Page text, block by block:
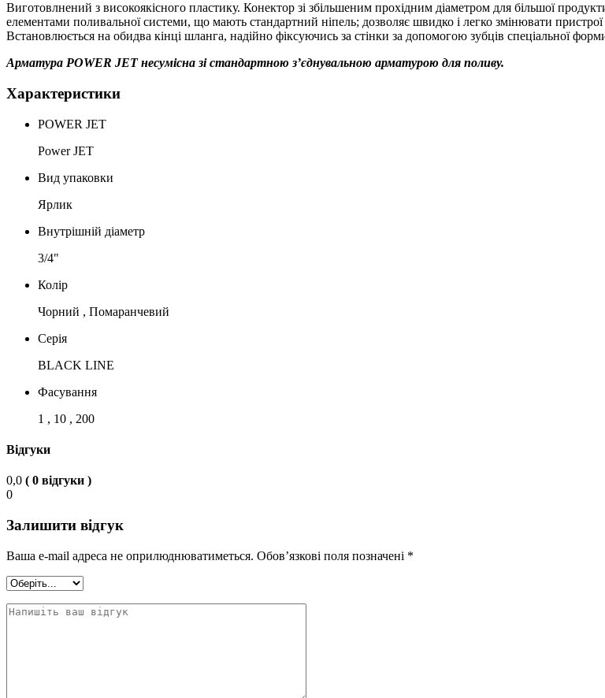
Виготовлнений з високоякісного пластику. Конектор зі збільшеним прохідним діаметром для більшої
елементами поливальної системи, що мають стандартний ніпель; дозволяє швидко і легко змінювати пристрої
Встановлюється на обидва кінці шланга, надійно фіксуючись за стінки за допомогою зубців спеціальної
Арматура POWER JET несумісна зі стандартною з’єднувальною арматурою для поливу.
Характеристики
POWER JET
Power JET
Вид упаковки
Ярлик
Внутрішній діаметр
3/4"
Колір
Чорний , Помаранчевий
Серія
BLACK LINE
Фасування
1 , 10 , 200
Відгуки
0,0 ( 0 відгуки )
0
Залишити відгук
Ваша e-mail адреса не оприлюднюватиметься. Обов’язкові поля позначені *